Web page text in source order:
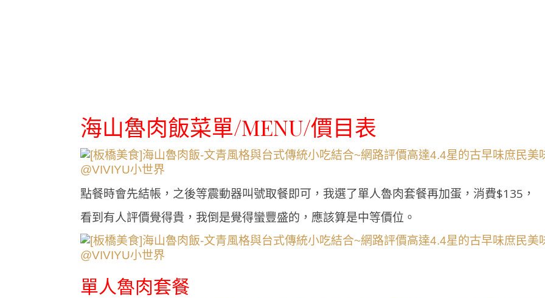
海山魯肉飯菜單/MENU/價目表
點餐時會先結帳，之後等震動器叫號取餐即可，我選了單人魯肉套餐再加蛋，消費$135，
看到有人評價覺得貴，我倒是覺得蠻豐盛的，應該算是中等價位。
單人魯肉套餐